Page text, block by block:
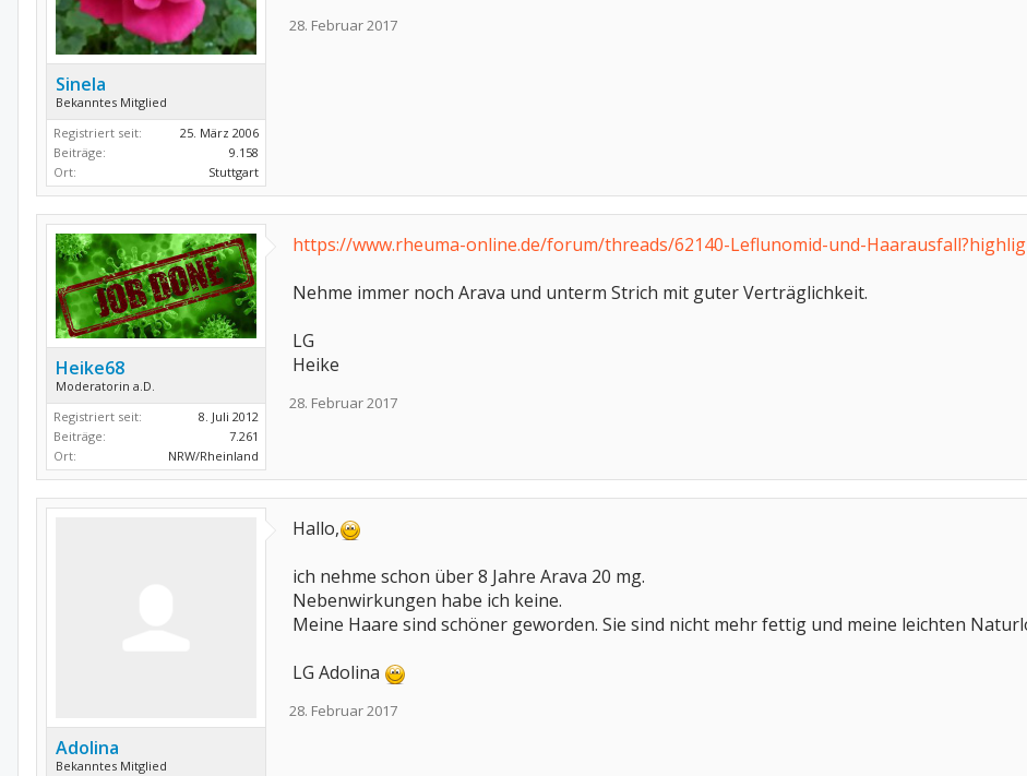
Sinela
Bekanntes Mitglied
Registriert seit:
25. März 2006
Beiträge:
9.158
Ort:
Stuttgart
28. Februar 2017
Heike68
Moderatorin a.D.
Registriert seit:
8. Juli 2012
Beiträge:
7.261
Ort:
NRW/Rheinland
https://www.rheuma-online.de/forum/threads/62140-Leflunomid-und-
Nehme immer noch Arava und unterm Strich mit guter Verträglichkeit.
LG
Heike
28. Februar 2017
Adolina
Bekanntes Mitglied
Hallo,
ich nehme schon über 8 Jahre Arava 20 mg.
Nebenwirkungen habe ich keine.
Meine Haare sind schöner geworden. Sie sind nicht mehr fettig und meine leichten
LG Adolina
28. Februar 2017